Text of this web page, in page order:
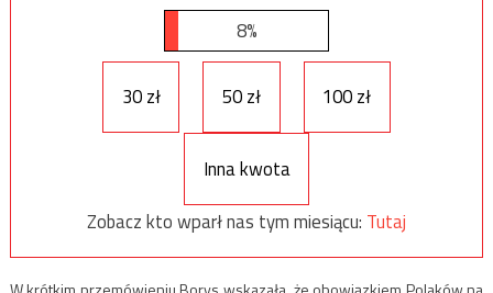
8%
30 zł 50 zł 100 zł
Inna kwota
Zobacz kto wparł nas tym miesiącu: Tutaj